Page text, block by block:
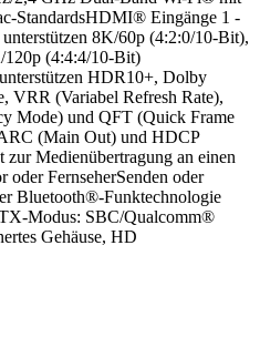
StandardsHDMI® Eingänge 1 -
8K/60p (4:2:0/10-Bit),
(4:4:4/10-Bit)
HDR10+, Dolby
VRR (Variabel Refresh Rate),
Mode) und QFT (Quick Frame
(Main Out) und HDCP
Medienübertragung an einen
FernseherSenden oder
Bluetooth®-Funktechnologie
Modus: SBC/Qualcomm®
Gehäuse, HD